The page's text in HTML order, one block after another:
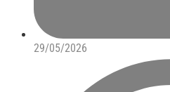
29/05/2026